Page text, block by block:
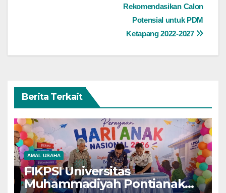
Rekomendasikan Calon
Potensial untuk PDM
Ketapang 2022-2027
Berita Terkait
AMAL USAHA
FIKPSI Universitas
Muhammadiyah Pontianak